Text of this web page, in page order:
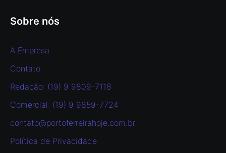
Sobre nós
A Empresa
Contato
Redação: (19) 9 9809-7118
Comercial: (19) 9 9859-7724
contato@portoferreirahoje.com.br
Política de Privacidade